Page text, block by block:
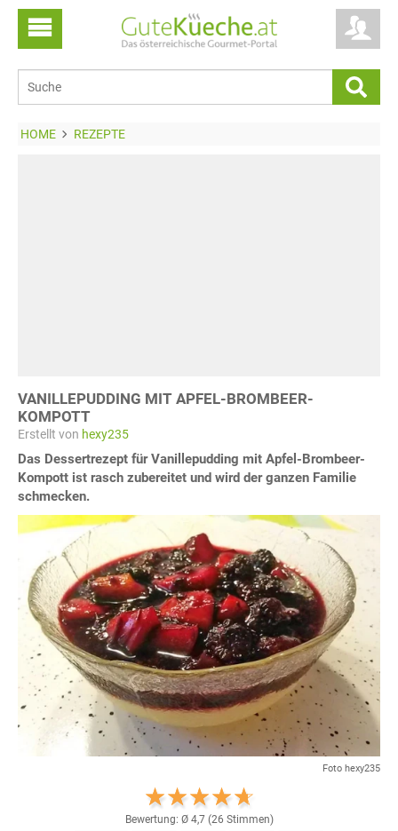
HOME REZEPTE
VANILLEPUDDING MIT APFEL-BROMBEER-
KOMPOTT
Erstellt von hexy235
Das Dessertrezept für Vanillepudding mit Apfel-Brombeer-
Kompott ist rasch zubereitet und wird der ganzen Familie
schmecken.
Foto hexy235
Bewertung: Ø 4,7(26 Stimmen)